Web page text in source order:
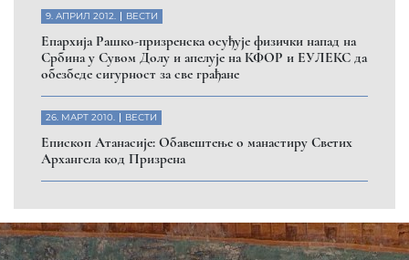
9. АПРИЛ 2012. ВЕСТИ
Eпархија Рашко-призренска осуђује физички напад на
Србина у Сувом Долу и апелује на КФОР и ЕУЛЕКС да
обезбеде сигурност за све грађане
26. МАРТ 2010. ВЕСТИ
Eпископ Атанасије: Обавештење о манастиру Светих
Архангела код Призрена